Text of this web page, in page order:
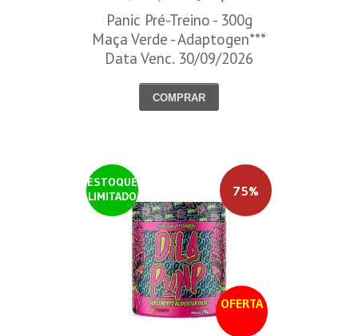
Panic Pré-Treino - 300g
Maça Verde - Adaptogen***
Data Venc. 30/09/2026
COMPRAR
ESTOQUE
LIMITADO
OFERTA
75%